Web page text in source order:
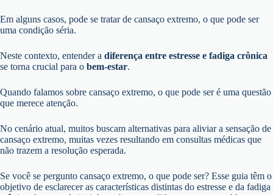
Em alguns casos, pode se tratar de cansaço extremo, o que pode ser
uma condição séria.
Neste contexto, entender a diferença entre estresse e fadiga crônica
se torna crucial para o bem-estar.
Quando falamos sobre cansaço extremo, o que pode ser é uma questão
que merece atenção.
No cenário atual, muitos buscam alternativas para aliviar a sensação de
cansaço extremo, muitas vezes resultando em consultas médicas que
não trazem a resolução esperada.
Se você se pergunto cansaço extremo, o que pode ser? Esse guia têm o
objetivo de esclarecer as características distintas do estresse e da fadiga